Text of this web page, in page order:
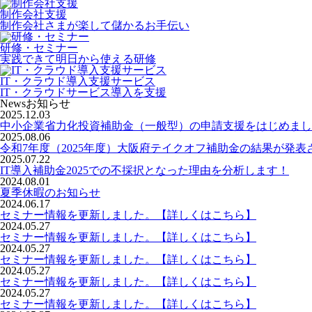
制作会社支援
制作会社さまが楽して儲かるお手伝い
研修・セミナー
実践できて明日から使える研修
IT・クラウド導入支援サービス
IT・クラウドサービス導入を支援
Newsお知らせ
2025.12.03
中小企業省力化投資補助金（一般型）の申請支援をはじめまし
2025.08.06
令和7年度（2025年度）大阪府テイクオフ補助金の結果が発表
2025.07.22
IT導入補助金2025での不採択となった理由を分析します！
2024.08.01
夏季休暇のお知らせ
2024.06.17
セミナー情報を更新しました。【詳しくはこちら】
2024.05.27
セミナー情報を更新しました。【詳しくはこちら】
2024.05.27
セミナー情報を更新しました。【詳しくはこちら】
2024.05.27
セミナー情報を更新しました。【詳しくはこちら】
2024.05.27
セミナー情報を更新しました。【詳しくはこちら】